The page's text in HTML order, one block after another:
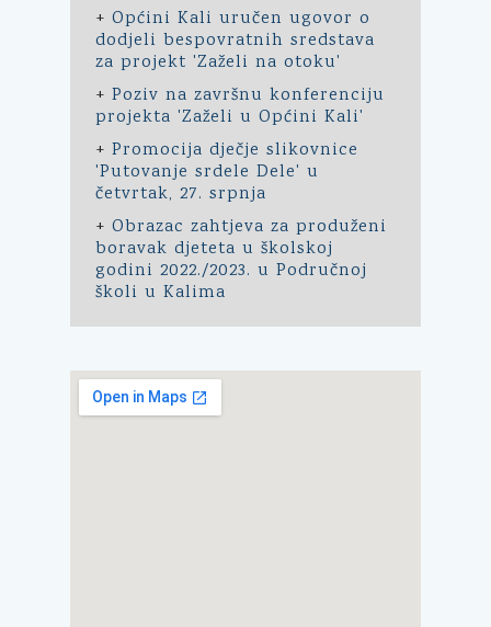
+ Općini Kali uručen ugovor o
dodjeli bespovratnih sredstava
za projekt 'Zaželi na otoku'
+ Poziv na završnu konferenciju
projekta 'Zaželi u Općini Kali'
+ Promocija dječje slikovnice
'Putovanje srdele Dele' u
četvrtak, 27. srpnja
+ Obrazac zahtjeva za produženi
boravak djeteta u školskoj
godini 2022./2023. u Područnoj
školi u Kalima